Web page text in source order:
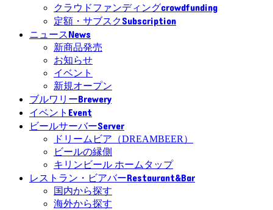
クラウドファンディングcrowdfunding
定額・サブスクSubscription
ニュースNews
新商品発売
お知らせ
イベント
新規オープン
ブルワリーBrewery
イベント Event
ビールサーバーServer
ドリームビア（DREAMBEER）
ビールの縁側
キリンビール ホームタップ
レストラン・ビアバーRestaurant&Bar
国内から探す
海外から探す